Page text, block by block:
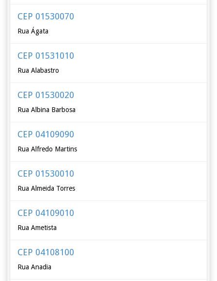
CEP 01530070
Rua Ágata
CEP 01531010
Rua Alabastro
CEP 01530020
Rua Albina Barbosa
CEP 04109090
Rua Alfredo Martins
CEP 01530010
Rua Almeida Torres
CEP 04109010
Rua Ametista
CEP 04108100
Rua Anadia